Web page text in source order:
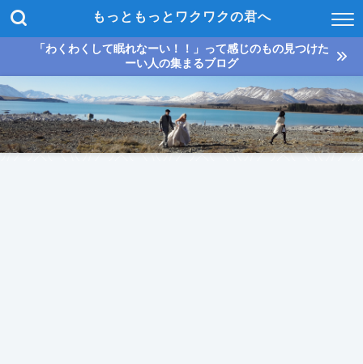
もっともっとワクワクの君へ
「わくわくして眠れなーい！！」って感じのもの見つけた
ーい人の集まるブログ